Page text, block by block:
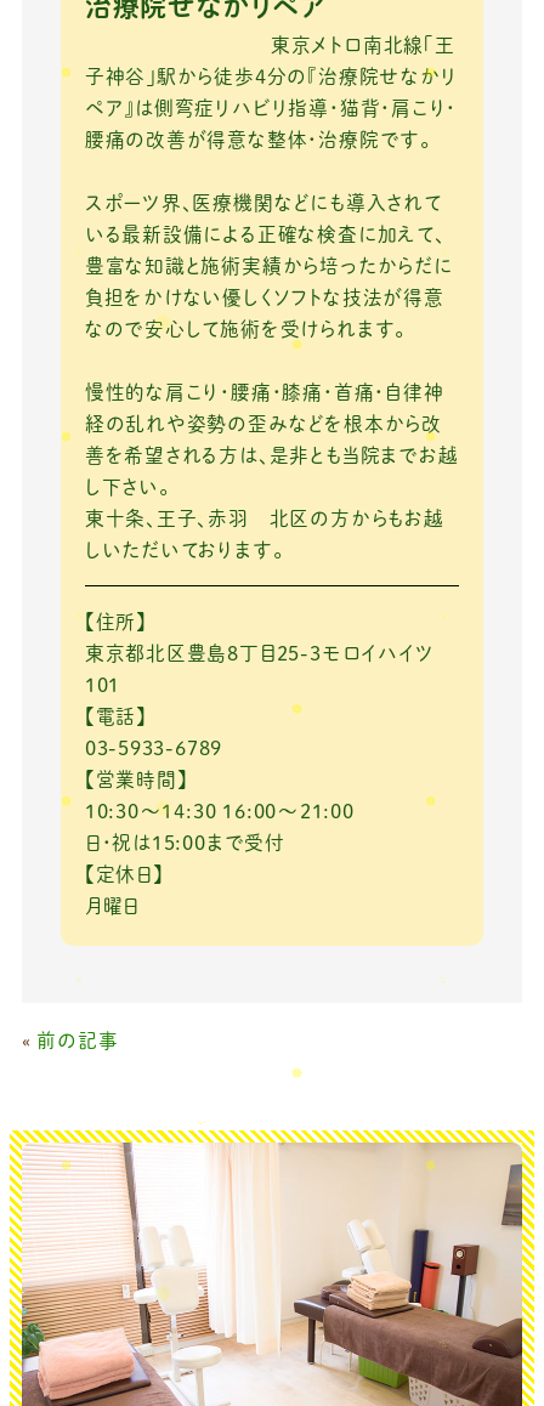
o
o
k
治療院せなかリペア
東京メトロ南北線「王
子神谷」駅から徒歩4分の『治療院せなかリ
ペア』は側弯症リハビリ指導・猫背・肩こり・
腰痛の改善が得意な整体・治療院です。
スポーツ界、医療機関などにも導入されて
いる最新設備による正確な検査に加えて、
豊富な知識と施術実績から培ったからだに
負担をかけない優しくソフトな技法が得意
なので安心して施術を受けられます。
慢性的な肩こり・腰痛・膝痛・首痛・自律神
経の乱れや姿勢の歪みなどを根本から改
善を希望される方は、是非とも当院までお越
し下さい。
東十条、王子、赤羽 北区の方からもお越
しいただいております。
【住所】
東京都北区豊島8丁目25-3モロイハイツ
101
【電話】
03-5933-6789
【営業時間】
10:30～14:30 16:00～21:00
日・祝は15:00まで受付
【定休日】
月曜日
« 前の記事